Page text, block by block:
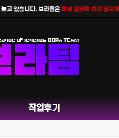
있습니다. 보라팀은채널 운영을 하지 않으며
작업후기